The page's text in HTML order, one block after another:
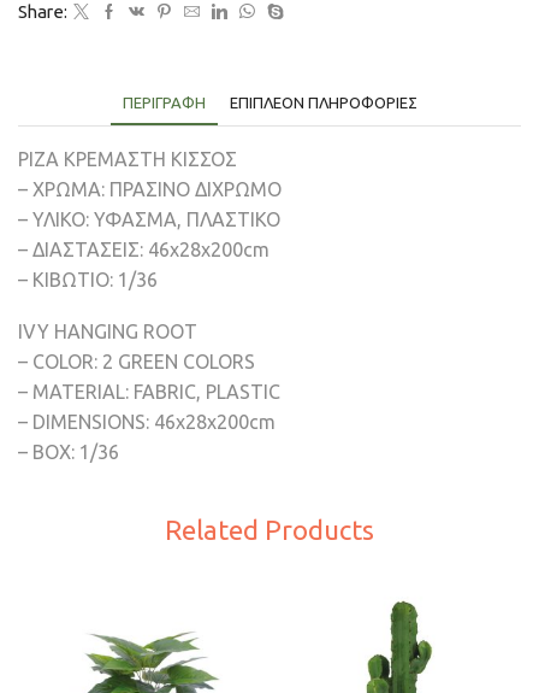
Share:
ΠΕΡΙΓΡΑΦΉ ΕΠΙΠΛΈΟΝ ΠΛΗΡΟΦΟΡΊΕΣ
ΡΙΖΑ ΚΡΕΜΑΣΤΗ ΚΙΣΣΟΣ
– ΧΡΩΜΑ: ΠΡΑΣΙΝΟ ΔΙΧΡΩΜΟ
– ΥΛΙΚΟ: ΥΦΑΣΜΑ, ΠΛΑΣΤΙΚΟ
– ΔΙΑΣΤΑΣΕΙΣ: 46x28x200cm
– ΚΙΒΩΤΙΟ: 1/36
IVY HANGING ROOT
– COLOR: 2 GREEN COLORS
– MATERIAL: FABRIC, PLASTIC
– DIMENSIONS: 46x28x200cm
– BOX: 1/36
Related Products